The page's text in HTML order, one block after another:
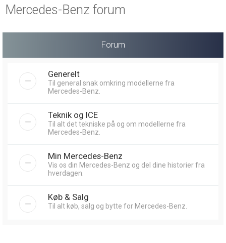
Mercedes-Benz forum
Forum
Generelt
Til general snak omkring modellerne fra
Mercedes-Benz.
Teknik og ICE
Til alt det tekniske på og om modellerne fra
Mercedes-Benz.
Min Mercedes-Benz
Vis os din Mercedes-Benz og del dine historier fra
hverdagen.
Køb & Salg
Til alt køb, salg og bytte for Mercedes-Benz.